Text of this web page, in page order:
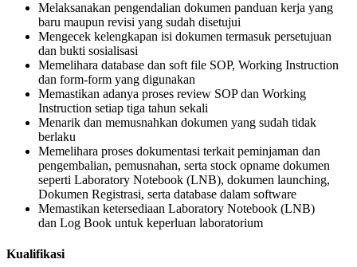
Melaksanakan pengendalian dokumen panduan kerja yang
baru maupun revisi yang sudah disetujui
Mengecek kelengkapan isi dokumen termasuk persetujuan
dan bukti sosialisasi
Memelihara database dan soft file SOP, Working Instruction
dan form-form yang digunakan
Memastikan adanya proses review SOP dan Working
Instruction setiap tiga tahun sekali
Menarik dan memusnahkan dokumen yang sudah tidak
berlaku
Memelihara proses dokumentasi terkait peminjaman dan
pengembalian, pemusnahan, serta stock opname dokumen
seperti Laboratory Notebook (LNB), dokumen launching,
Dokumen Registrasi, serta database dalam software
Memastikan ketersediaan Laboratory Notebook (LNB)
dan Log Book untuk keperluan laboratorium
Kualifikasi